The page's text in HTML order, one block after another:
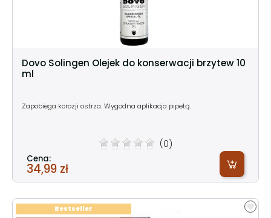
Dovo Solingen Olejek do konserwacji brzytew 10
ml
Zapobiega korozji ostrza. Wygodna aplikacja pipetą.
(0)
Cena:
34,99 zł
Bestseller